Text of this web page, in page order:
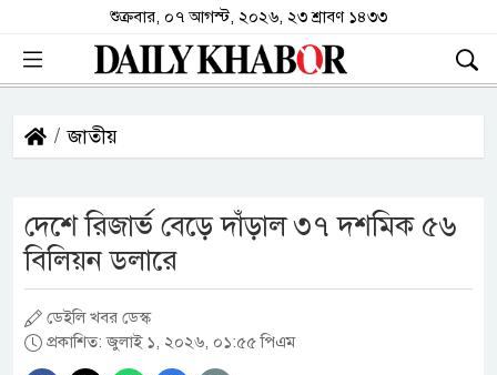
শুক্রবার, ০৭ আগস্ট, ২০২৬, ২৩ শ্রাবণ ১৪৩৩
জাতীয়
দেশে রিজার্ভ বেড়ে দাঁড়াল ৩৭ দশমিক ৫৬
বিলিয়ন ডলারে
ডেইলি খবর ডেস্ক
প্রকাশিত: জুলাই ১, ২০২৬, ০১:৫৫ পিএম